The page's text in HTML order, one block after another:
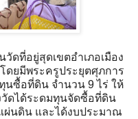
วัดที่อยู่สุดเขตอำเภอเมือง
ดยมีพระครูประยุตศุภการ
นซื้อที่ดิน จำนวน 9 ไร่ ให้
วัดได้ระดมทุนจัดซื้อที่ดิน
นดิน และได้งบประมาณ